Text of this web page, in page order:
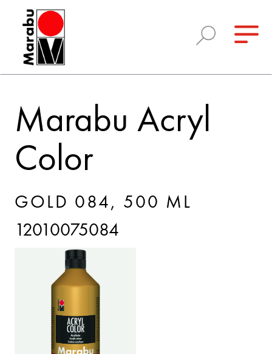
Marabu Acryl
Color
GOLD 084, 500 ML
12010075084